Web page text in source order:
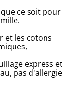
ce soit pour
et les cotons
express et
pas d'allergie